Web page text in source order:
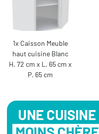
1x Caisson Meuble
haut cuisine Blanc
H. 72 cm x L. 65 cm x
P. 65 cm